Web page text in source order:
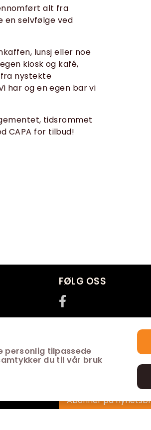
personlig tilpassede
du til vår bruk
alt fra
en selvfølge ved
lunsj eller noe
kiosk og kafé,
nystekte
har og en egen bar vi
tidsrommet
CAPA for tilbud!
FØLG OSS
Abonner på